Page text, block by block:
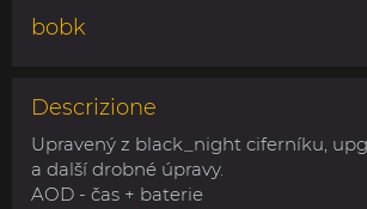
bobk
Descrizione
Upravený z black_night ciferníku,
a další drobné úpravy.
AOD - čas + baterie